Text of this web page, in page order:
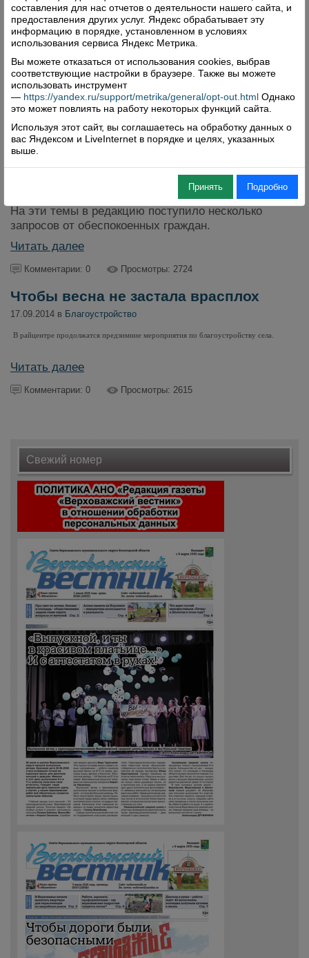
панорамами. Стоит только заплатить, и, как
говорится – любой каприз за ваши деньги. Но как
быть, если «финансы поют романсы», а сердце
рвется в путь и посмотреть мир хочется? Неужели о
путешествии остается только мечтать? Мечтать –
обязательно. А еще … становиться волонтером.
Читать далее
Комментарии: 0 Просмотры: 2745
Об асфальте на Гагарина и новом
На эти темы в редакцию поступило несколько
запросов от обеспокоенных граждан.
Читать далее
Комментарии: 0 Просмотры: 2724
Чтобы весна не застала врасплох
17.09.2014 в Благоустройство
В райцентре продолжатся предзимние мероприятия по благоустройству села.
Читать далее
Комментарии: 0 Просмотры: 2615
Свежий номер
составления для нас отчетов о деятельности нашего сайта, и
предоставления других услуг. Яндекс обрабатывает эту
информацию в порядке, установленном в условиях
использования сервиса Яндекс Метрика.
Вы можете отказаться от использования cookies, выбрав
соответствующие настройки в браузере. Также вы можете
использовать инструмент
— https://yandex.ru/support/metrika/general/opt-out.html Однако
это может повлиять на работу некоторых функций сайта.
Используя этот сайт, вы соглашаетесь на обработку данных о
вас Яндексом и LiveInternet в порядке и целях, указанных
выше.
Принять Подробно